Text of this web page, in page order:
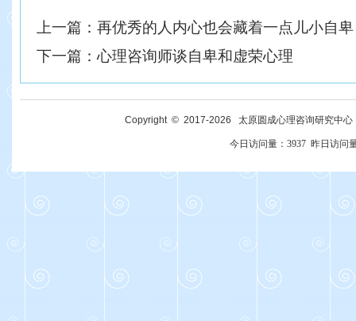
上一篇： 再优秀的人内心也会藏着一点儿小自卑
下一篇：心理咨询师谈自卑和虚荣心理
Copyright © 2017-2026 太原圆成心理咨询研究中
今日访问量： 3937 昨日访问